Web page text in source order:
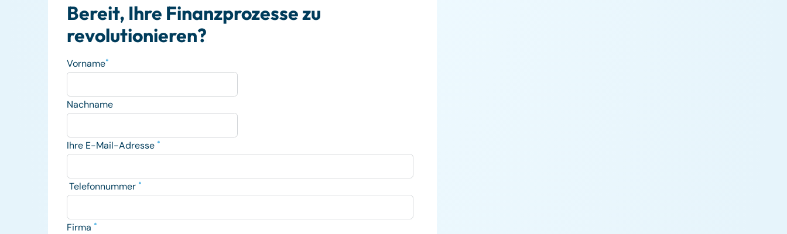
Bereit, Ihre Finanzprozesse zu
revolutionieren?
Vorname*
Nachname
Ihre E-Mail-Adresse *
Telefonnummer *
Firma *